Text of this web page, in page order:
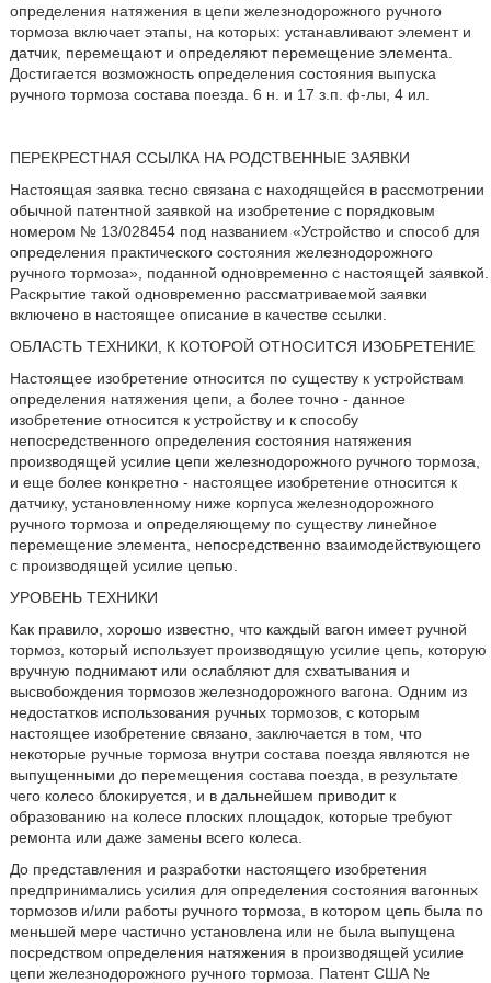
определения натяжения в цепи железнодорожного ручного
тормоза включает этапы, на которых: устанавливают элемент и
датчик, перемещают и определяют перемещение элемента.
Достигается возможность определения состояния выпуска
ручного тормоза состава поезда. 6 н. и 17 з.п. ф-лы, 4 ил.
ПЕРЕКРЕСТНАЯ ССЫЛКА НА РОДСТВЕННЫЕ ЗАЯВКИ
Настоящая заявка тесно связана с находящейся в рассмотрении
обычной патентной заявкой на изобретение с порядковым
номером № 13/028454 под названием «Устройство и способ для
определения практического состояния железнодорожного
ручного тормоза», поданной одновременно с настоящей заявкой.
Раскрытие такой одновременно рассматриваемой заявки
включено в настоящее описание в качестве ссылки.
ОБЛАСТЬ ТЕХНИКИ, К КОТОРОЙ ОТНОСИТСЯ ИЗОБРЕТЕНИЕ
Настоящее изобретение относится по существу к устройствам
определения натяжения цепи, а более точно - данное
изобретение относится к устройству и к способу
непосредственного определения состояния натяжения
производящей усилие цепи железнодорожного ручного тормоза,
и еще более конкретно - настоящее изобретение относится к
датчику, установленному ниже корпуса железнодорожного
ручного тормоза и определяющему по существу линейное
перемещение элемента, непосредственно взаимодействующего
с производящей усилие цепью.
УРОВЕНЬ ТЕХНИКИ
Как правило, хорошо известно, что каждый вагон имеет ручной
тормоз, который использует производящую усилие цепь, которую
вручную поднимают или ослабляют для схватывания и
высвобождения тормозов железнодорожного вагона. Одним из
недостатков использования ручных тормозов, с которым
настоящее изобретение связано, заключается в том, что
некоторые ручные тормоза внутри состава поезда являются не
выпущенными до перемещения состава поезда, в результате
чего колесо блокируется, и в дальнейшем приводит к
образованию на колесе плоских площадок, которые требуют
ремонта или даже замены всего колеса.
До представления и разработки настоящего изобретения
предпринимались усилия для определения состояния вагонных
тормозов и/или работы ручного тормоза, в котором цепь была по
меньшей мере частично установлена или не была выпущена
посредством определения натяжения в производящей усилие
цепи железнодорожного ручного тормоза. Патент США №